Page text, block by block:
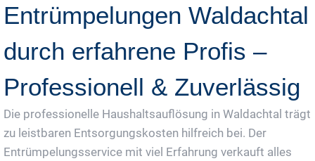
Entrümpelungen Waldachtal
durch erfahrene Profis –
Professionell & Zuverlässig
Die professionelle Haushaltsauflösung in Waldachtal trägt
zu leistbaren Entsorgungskosten hilfreich bei. Der
Entrümpelungsservice mit viel Erfahrung verkauft alles